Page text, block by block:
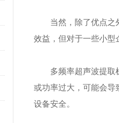
当然，除了优点之外
效益，但对于一些小型
多频率超声波提取机
或功率过大，可能会导
设备安全。